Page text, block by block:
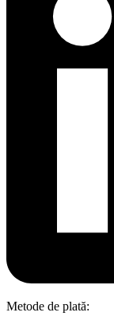
Metode de plată: